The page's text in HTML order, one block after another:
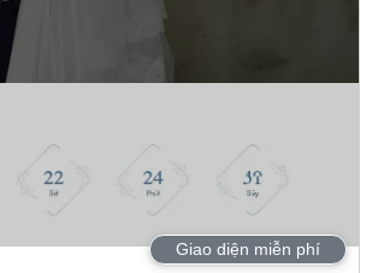
Giao diện miễn phí